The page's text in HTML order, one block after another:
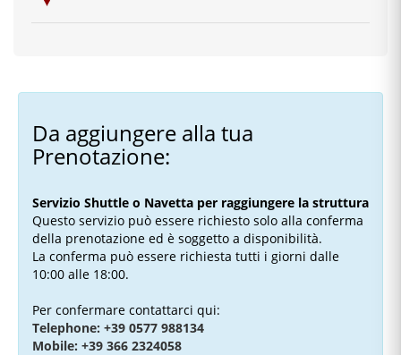
Da aggiungere alla tua
Prenotazione:
Servizio Shuttle o Navetta per raggiungere la struttura
Questo servizio può essere richiesto solo alla conferma
della prenotazione ed è soggetto a disponibilità.
La conferma può essere richiesta tutti i giorni dalle
10:00 alle 18:00.
Per confermare contattarci qui:
Telephone: +39 0577 988134
Mobile: +39 366 2324058